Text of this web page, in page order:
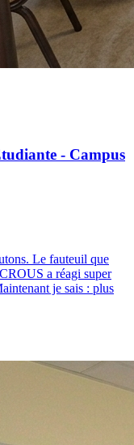
- Campus
Le fauteuil que
a réagi super
je sais : plus